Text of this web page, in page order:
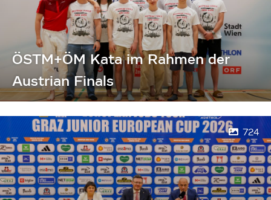
ÖSTM+ÖM Kata im Rahmen der
Austrian Finals
724